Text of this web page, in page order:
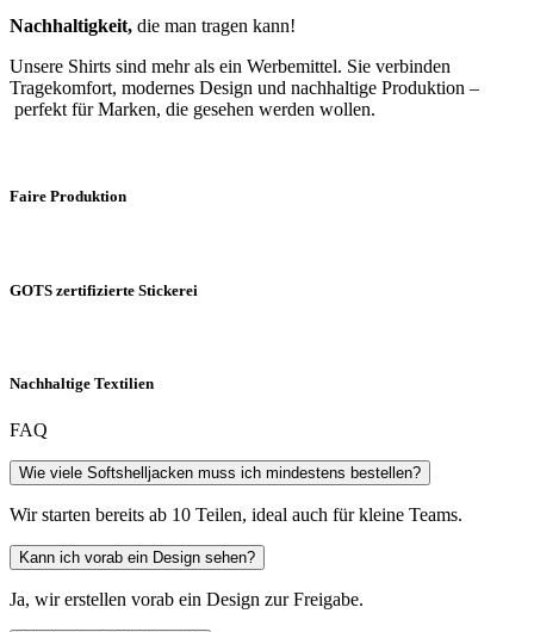
Nachhaltigkeit, die man tragen kann!
Unsere Shirts sind mehr als ein Werbemittel. Sie verbinden
Tragekomfort, modernes Design und nachhaltige Produktion –
perfekt für Marken, die gesehen werden wollen.
Faire Produktion
GOTS zertifizierte Stickerei
Nachhaltige Textilien
FAQ
Wie viele Softshelljacken muss ich mindestens bestellen?
Wir starten bereits ab 10 Teilen, ideal auch für kleine Teams.
Kann ich vorab ein Design sehen?
Ja, wir erstellen vorab ein Design zur Freigabe.